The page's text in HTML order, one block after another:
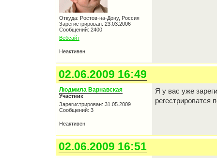
Откуда: Ростов-на-Дону, Россия
Зарегистрирован: 23.03.2006
Сообщений: 2400
Вебсайт
Неактивен
02.06.2009 16:49
Людмила Варнавская
Участник
Зарегистрирован: 31.05.2009
Сообщений: 3
Я у вас уже
регестрироватся
Неактивен
02.06.2009 16:51